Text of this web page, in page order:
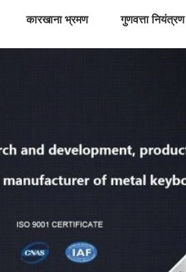
कारखाना भ्रमण गुणवत्ता नियंत्रण